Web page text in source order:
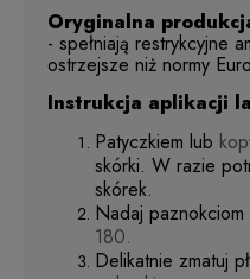
Oryginalna
- spełniają restrykcyjne
ostrzejsze niż normy
Instrukcja aplikacji
Patyczkiem lub
skórki. W razie
skórek.
Nadaj paznokciom
180.
Delikatnie zmatuj